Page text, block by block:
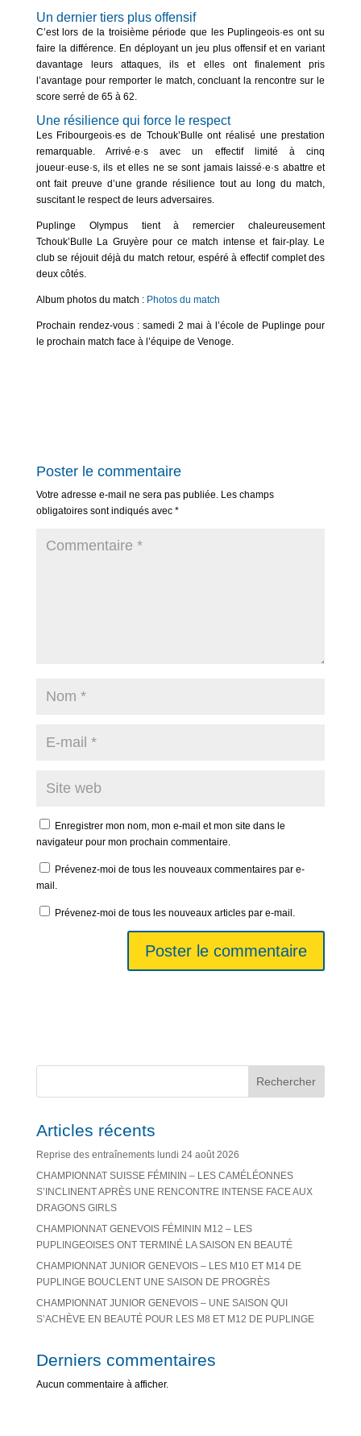
Un dernier tiers plus offensif
C’est lors de la troisième période que les Puplingeois·es ont su
faire la différence. En déployant un jeu plus offensif et en variant
davantage leurs attaques, ils et elles ont finalement pris
l’avantage pour remporter le match, concluant la rencontre sur le
score serré de 65 à 62.
Une résilience qui force le respect
Les Fribourgeois·es de Tchouk’Bulle ont réalisé une prestation
remarquable. Arrivé·e·s avec un effectif limité à cinq
joueur·euse·s, ils et elles ne se sont jamais laissé·e·s abattre et
ont fait preuve d’une grande résilience tout au long du match,
suscitant le respect de leurs adversaires.
Puplinge Olympus tient à remercier chaleureusement
Tchouk’Bulle La Gruyère pour ce match intense et fair-play. Le
club se réjouit déjà du match retour, espéré à effectif complet des
deux côtés.
Album photos du match : Photos du match
Prochain rendez-vous : samedi 2 mai à l’école de Puplinge pour
le prochain match face à l’équipe de Venoge.
Poster le commentaire
Votre adresse e-mail ne sera pas publiée. Les champs
obligatoires sont indiqués avec *
Enregistrer mon nom, mon e-mail et mon site dans le
navigateur pour mon prochain commentaire.
Prévenez-moi de tous les nouveaux commentaires par e-
mail.
Prévenez-moi de tous les nouveaux articles par e-mail.
v
:
Rechercher
Articles récents
Reprise des entraînements lundi 24 août 2026
CHAMPIONNAT SUISSE FÉMININ – LES CAMÉLÉONNES
S’INCLINENT APRÈS UNE RENCONTRE INTENSE FACE AUX
DRAGONS GIRLS
CHAMPIONNAT GENEVOIS FÉMININ M12 – LES
PUPLINGEOISES ONT TERMINÉ LA SAISON EN BEAUTÉ
CHAMPIONNAT JUNIOR GENEVOIS – LES M10 ET M14 DE
PUPLINGE BOUCLENT UNE SAISON DE PROGRÈS
CHAMPIONNAT JUNIOR GENEVOIS – UNE SAISON QUI
S’ACHÈVE EN BEAUTÉ POUR LES M8 ET M12 DE PUPLINGE
Derniers commentaires
Aucun commentaire à afficher.